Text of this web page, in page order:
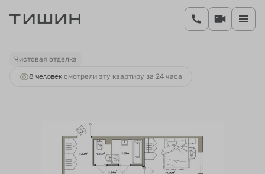
2-комнатная52.06 м 10 092 924 руб.
Ипотекаот 37 877 руб.
Чистовая отделка
8 человек смотрели эту квартиру за 24 часа